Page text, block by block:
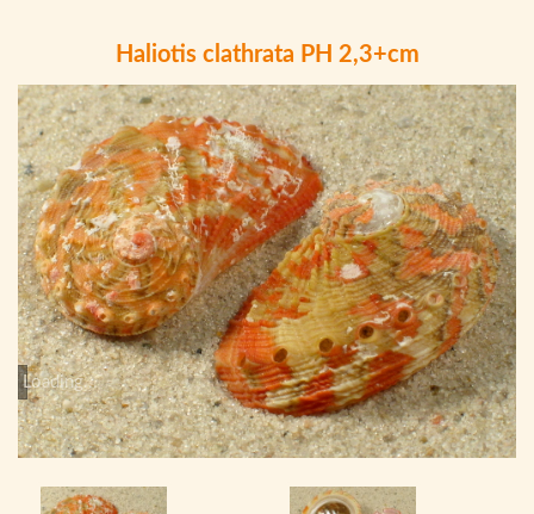
Haliotis clathrata PH 2,3+cm
Loading...